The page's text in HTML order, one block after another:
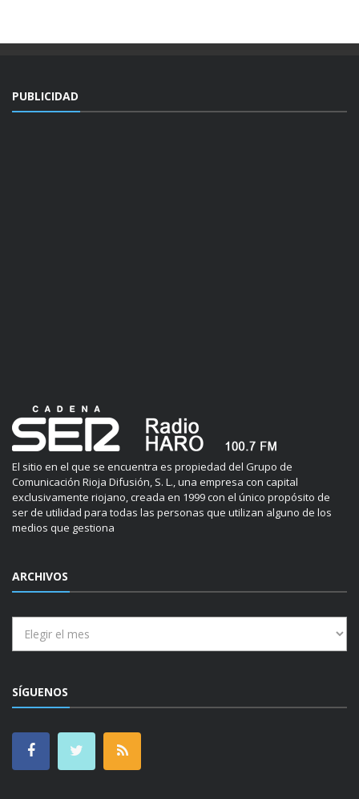
PUBLICIDAD
El sitio en el que se encuentra es propiedad del Grupo de
Comunicación Rioja Difusión, S. L., una empresa con capital
exclusivamente riojano, creada en 1999 con el único propósito de
ser de utilidad para todas las personas que utilizan alguno de los
medios que gestiona
ARCHIVOS
SÍGUENOS